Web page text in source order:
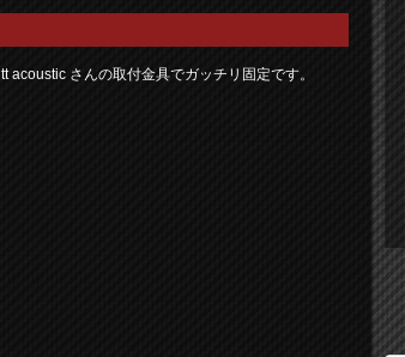
tt acoustic さんの取付金具でガッチリ固定です。